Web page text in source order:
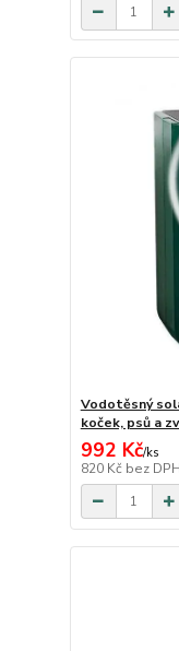
Vodotěsný
koček, psů a
992 Kč/ks
820 Kč bez DPH